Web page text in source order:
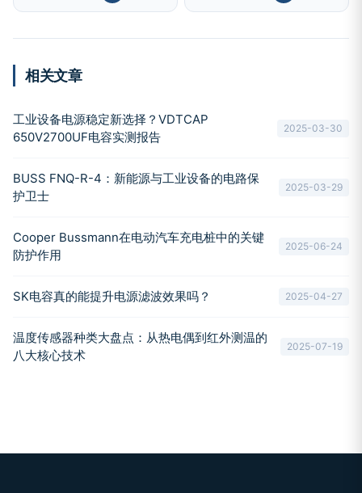
相关文章
工业设备电源稳定新选择？VDTCAP
650V2700UF电容实测报告
2025-03-30
BUSS FNQ-R-4：新能源与工业设备的电路保
护卫士
2025-03-29
Cooper Bussmann在电动汽车充电桩中的关键
防护作用
2025-06-24
SK电容真的能提升电源滤波效果吗？ 2025-04-27
温度传感器种类大盘点：从热电偶到红外测温的
八大核心技术
2025-07-19